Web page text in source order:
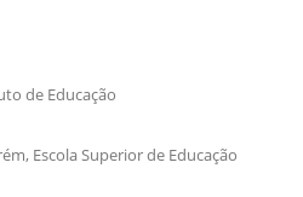
de Educação
Escola Superior de Educação